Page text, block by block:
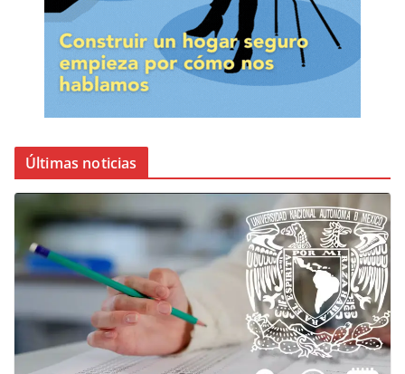
Últimas noticias